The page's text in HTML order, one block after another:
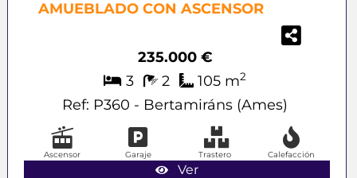
AMUEBLADO CON ASCENSOR
235.000 €
3
2 105 m2
Ref: P360 - Bertamiráns (Ames)
Ver
Ascensor Garaje Trastero Calefacción